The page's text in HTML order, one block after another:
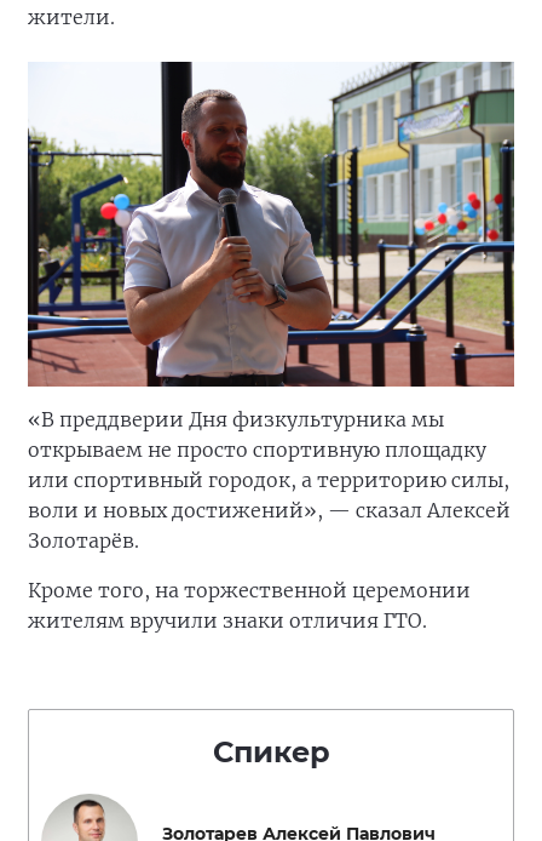
жители.
«В преддверии Дня физкультурника мы
открываем не просто спортивную площадку
или спортивный городок, а территорию силы,
воли и новых достижений», — сказал Алексей
Золотарёв.
Кроме того, на торжественной церемонии
жителям вручили знаки отличия ГТО.
Спикер
Золотарев Алексей Павлович